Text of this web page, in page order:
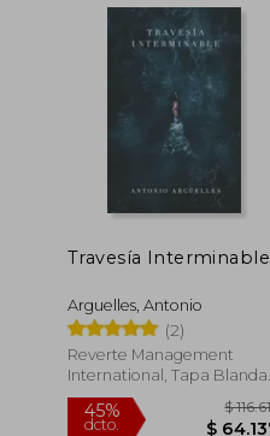
dcto.
Travesía Interminable
Arguelles, Antonio
(2)
Reverte Management
International, Tapa Blanda,
Nuevo